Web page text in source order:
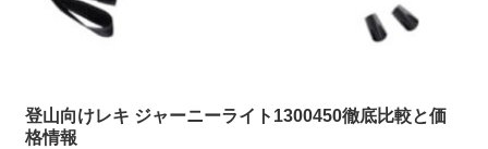
登山向けレキ ジャーニーライト1300450徹底比較と価
格情報